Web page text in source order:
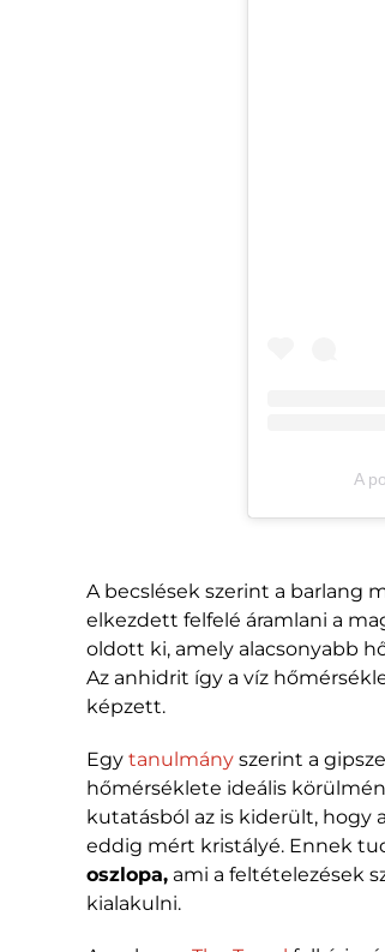
A
A becslések szerint a barlang
elkezdett felfelé áramlani a
oldott ki, amely alacsonyabb
Az anhidrit így a víz
képzett.
Egy tanulmány szerint a
hőmérséklete ideális
kutatásból az is kiderült, hogy
eddig mért kristályé. Ennek
oszlopa, ami a feltételezések
kialakulni.